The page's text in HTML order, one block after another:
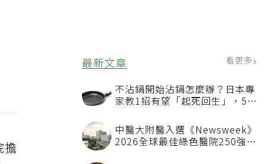
最新文章 看更多
不沾鍋開始沾鍋怎麼辦？日本專
家教1招有望「起死回生」，5情
中醫大附醫入選《Newsweek》
2026全球最佳綠色醫院250強
擔